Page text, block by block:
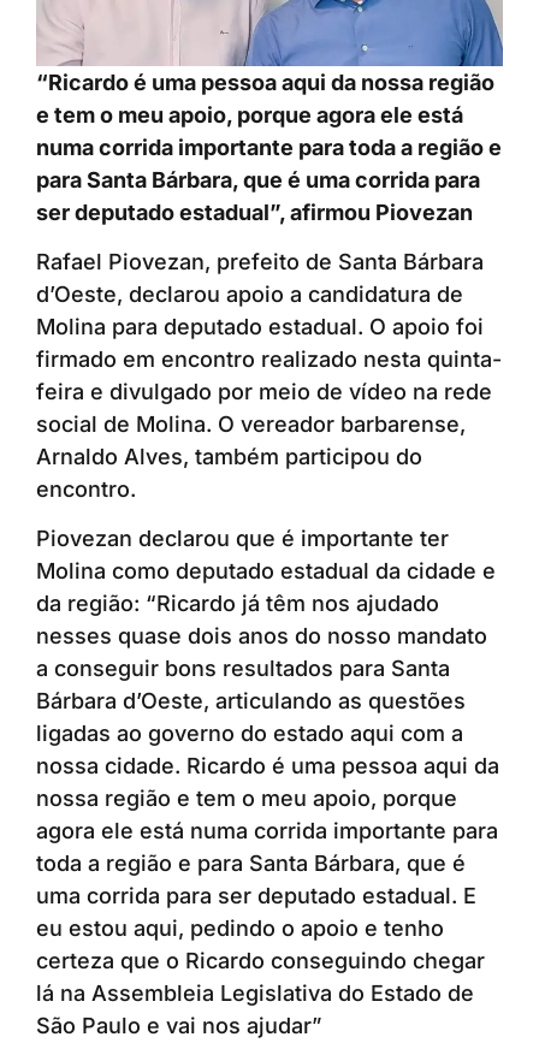
“Ricardo é uma pessoa aqui da nossa região
e tem o meu apoio, porque agora ele está
numa corrida importante para toda a região e
para Santa Bárbara, que é uma corrida para
ser deputado estadual”, afirmou Piovezan
Rafael Piovezan, prefeito de Santa Bárbara
d’Oeste, declarou apoio a candidatura de
Molina para deputado estadual. O apoio foi
firmado em encontro realizado nesta quinta-
feira e divulgado por meio de vídeo na rede
social de Molina. O vereador barbarense,
Arnaldo Alves, também participou do
encontro.
Piovezan declarou que é importante ter
Molina como deputado estadual da cidade e
da região: “Ricardo já têm nos ajudado
nesses quase dois anos do nosso mandato
a conseguir bons resultados para Santa
Bárbara d’Oeste, articulando as questões
ligadas ao governo do estado aqui com a
nossa cidade. Ricardo é uma pessoa aqui da
nossa região e tem o meu apoio, porque
agora ele está numa corrida importante para
toda a região e para Santa Bárbara, que é
uma corrida para ser deputado estadual. E
eu estou aqui, pedindo o apoio e tenho
certeza que o Ricardo conseguindo chegar
lá na Assembleia Legislativa do Estado de
São Paulo e vai nos ajudar”